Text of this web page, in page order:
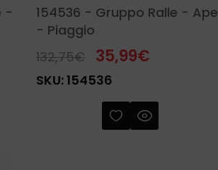
-
154536 - Gruppo Ralle - Ape
- Piaggio
132,75€ 35,99€
SKU:154536